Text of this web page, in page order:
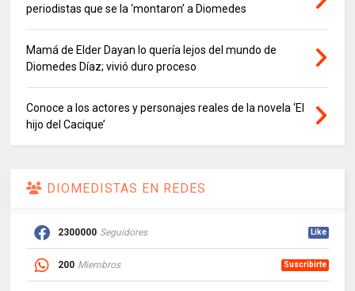
periodistas que se la ‘montaron’ a Diomedes
Mamá de Elder Dayan lo quería lejos del mundo de
Diomedes Díaz; vivió duro proceso
Conoce a los actores y personajes reales de la novela ‘El
hijo del Cacique’
DIOMEDISTAS EN REDES
2300000 Seguidores Like
200 Miembros Suscribirte